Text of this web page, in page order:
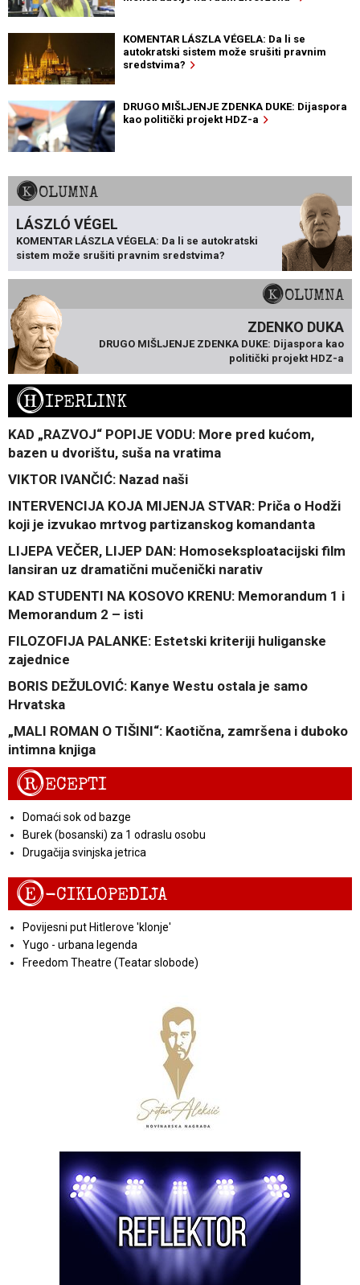
KOMENTAR LÁSZLA VÉGELA: Da li se
autokratski sistem može srušiti pravnim
sredstvima?
DRUGO MIŠLJENJE ZDENKA DUKE: Dijaspora
kao politički projekt HDZ-a
KOLUMNA
LÁSZLÓ VÉGEL
KOMENTAR LÁSZLA VÉGELA: Da li se autokratski
sistem može srušiti pravnim sredstvima?
KOLUMNA
ZDENKO DUKA
DRUGO MIŠLJENJE ZDENKA DUKE: Dijaspora kao
politički projekt HDZ-a
HIPERLINK
KAD „RAZVOJ“ POPIJE VODU: More pred kućom,
bazen u dvorištu, suša na vratima
VIKTOR IVANČIĆ: Nazad naši
INTERVENCIJA KOJA MIJENJA STVAR: Priča o Hodži
koji je izvukao mrtvog partizanskog komandanta
LIJEPA VEČER, LIJEP DAN: Homoseksploatacijski film
lansiran uz dramatični mučenički narativ
KAD STUDENTI NA KOSOVO KRENU: Memorandum 1 i
Memorandum 2 – isti
FILOZOFIJA PALANKE: Estetski kriteriji huliganske
zajednice
BORIS DEŽULOVIĆ: Kanye Westu ostala je samo
Hrvatska
„MALI ROMAN O TIŠINI“: Kaotična, zamršena i duboko
intimna knjiga
RECEPTI
Domaći sok od bazge
Burek (bosanski) za 1 odraslu osobu
Drugačija svinjska jetrica
E-CIKLOPEDIJA
Povijesni put Hitlerove 'klonje'
Yugo - urbana legenda
Freedom Theatre (Teatar slobode)